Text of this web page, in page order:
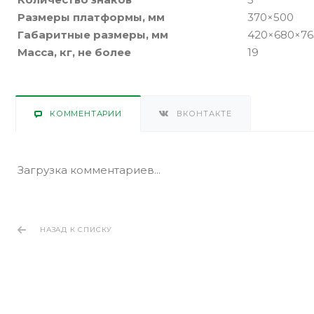
Размеры платформы, мм
370×500
Габаритные размеры, мм
Масса, кг, не более
19
КОММЕНТАРИИ ВКОНТАКТЕ
Загрузка комментариев...
НАЗАД К СПИСКУ